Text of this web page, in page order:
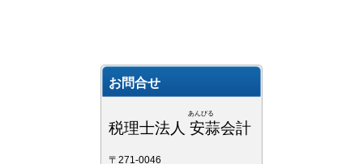
お問合せ
あんびる
税理士法人 安蒜会計
〒271-0046